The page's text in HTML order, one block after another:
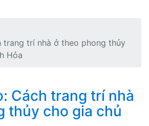
trang trí nhà ở theo phong thủy
Hỏa
Cách trang trí nhà
thủy cho gia chủ